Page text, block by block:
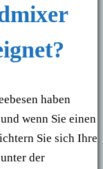
haben
wenn Sie einen
Sie sich Ihre
der